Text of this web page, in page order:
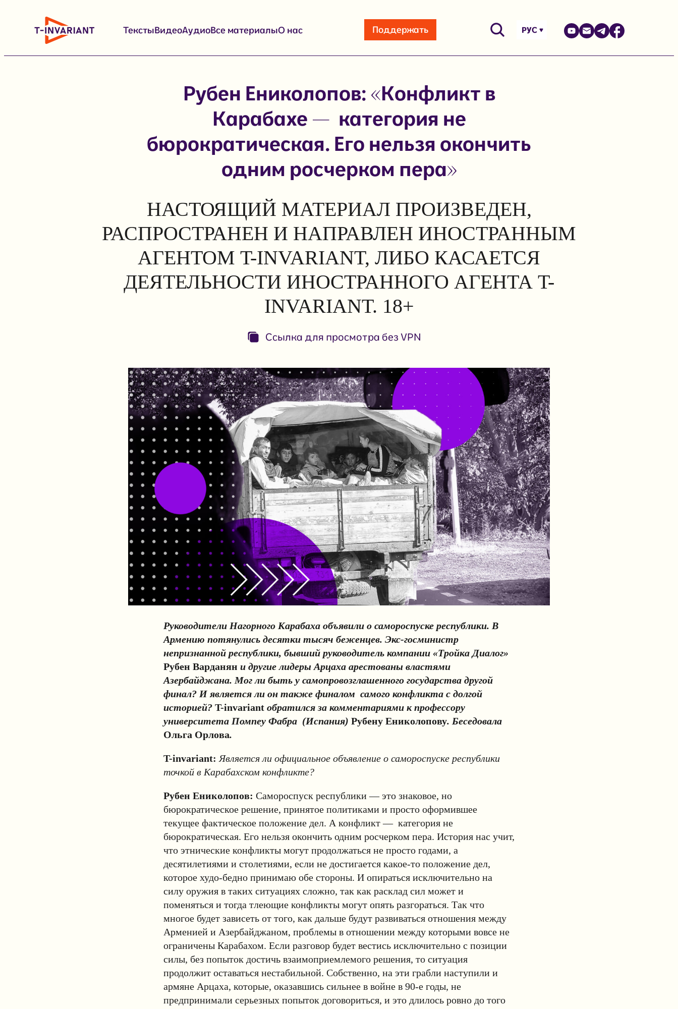
содержимому
ТекстыВидеоАудиоВсе материалыО нас Поддержать РУС
Рубен Ениколопов: «Конфликт в
Карабахе — категория не
бюрократическая. Его нельзя окончить
одним росчерком пера»
НАСТОЯЩИЙ МАТЕРИАЛ ПРОИЗВЕДЕН,
РАСПРОСТРАНЕН И НАПРАВЛЕН ИНОСТРАННЫМ
АГЕНТОМ T-INVARIANT, ЛИБО КАСАЕТСЯ
ДЕЯТЕЛЬНОСТИ ИНОСТРАННОГО АГЕНТА T-
INVARIANT. 18+
Ссылка для просмотра без VPN
Руководители Нагорного Карабаха объявили о самороспуске республики. В
Армению потянулись десятки тысяч беженцев. Экс-госминистр
непризнанной республики, бывший руководитель компании «Тройка Диалог»
Рубен Варданян и другие лидеры Арцаха арестованы властями
Азербайджана. Мог ли быть у самопровозглашенного государства другой
финал? И является ли он также финалом самого конфликта с долгой
историей? T-invariantобратился за комментариями к профессору
университета Помпеу Фабра (Испания) Рубену Ениколопову. Беседовала
Ольга Орлова.
T-invariant: Является ли официальное объявление о самороспуске республики
точкой в Карабахском конфликте?
Рубен Ениколопов: Самороспуск республики — это знаковое, но
бюрократическое решение, принятое политиками и просто оформившее
текущее фактическое положение дел. А конфликт — категория не
бюрократическая. Его нельзя окончить одним росчерком пера. История нас учит,
что этнические конфликты могут продолжаться не просто годами, а
десятилетиями и столетиями, если не достигается какое-то положение дел,
которое худо-бедно принимаю обе стороны. И опираться исключительно на
силу оружия в таких ситуациях сложно, так как расклад сил может и
поменяться и тогда тлеющие конфликты могут опять разгораться. Так что
многое будет зависеть от того, как дальше будут развиваться отношения между
Арменией и Азербайджаном, проблемы в отношении между которыми вовсе не
ограничены Карабахом. Если разговор будет вестись исключительно с позиции
силы, без попыток достичь взаимоприемлемого решения, то ситуация
продолжит оставаться нестабильной. Собственно, на эти грабли наступили и
армяне Арцаха, которые, оказавшись сильнее в войне в 90-е годы, не
предпринимали серьезных попыток договориться, и это длилось ровно до того